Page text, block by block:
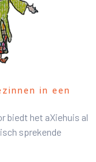
in een
biedt het aXiehuis al
sprekende